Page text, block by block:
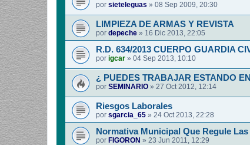
por sieteleguas » 08 Sep 2009, 20:30
LIMPIEZA DE ARMAS Y REVISTA
por depeche » 16 Dic 2013, 22:05
R.D. 634/2013 CUERPO GUARDIA
por igcar » 04 Sep 2013, 10:10
¿ PUEDES TRABAJAR ESTANDO
por SEMINARIO » 27 Oct 2012, 12:14
Riesgos Laborales
por sgarcia_65 » 24 Oct 2013, 22:28
Normativa Municipal Que Regule
por FIGORON » 23 Jun 2011, 12:29